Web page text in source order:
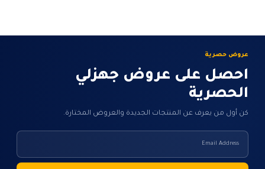
صفحة
المنتج
عروض حصرية
احصل على عروض جهزلي
الحصرية
كن أول من يعرف عن المنتجات الجديدة والعروض المختارة.